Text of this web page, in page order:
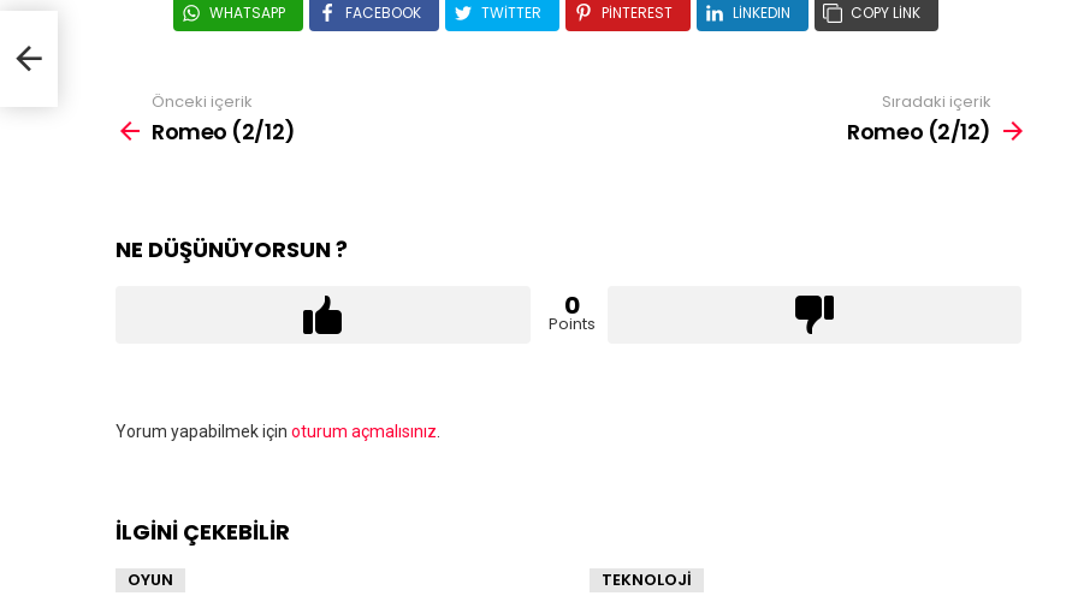
WHATSAPP FACEBOOK TWITTER PINTEREST LINKEDIN COPY LINK
Önceki içerik
Romeo (2/12)
Sıradaki içerik
Romeo (2/12)
NE DÜŞÜNÜYORSUN ?
0
Points
Bir
Yorum yapabilmek için oturum açmalısınız
İLGİNİ ÇEKEBİLİR
OYUN TEKNOLOJİ